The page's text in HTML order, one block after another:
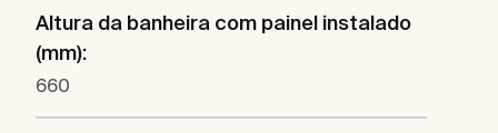
Altura da banheira com painel instalado
(mm):
660